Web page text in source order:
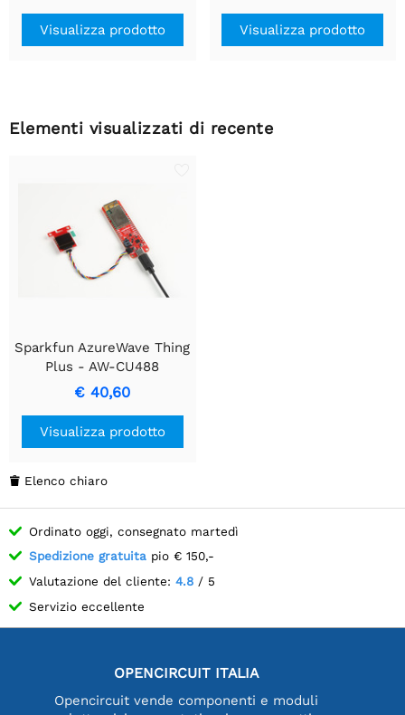
Visualizza prodotto Visualizza prodotto
Elementi visualizzati di recente
Sparkfun AzureWave Thing
Plus - AW-CU488
€ 40,60
Visualizza prodotto
 Elenco chiaro
Ordinato oggi, consegnato martedì
Spedizione gratuita pio € 150,-
Valutazione del cliente: 4.8 / 5
Servizio eccellente
OPENCIRCUIT ITALIA
Opencircuit vende componenti e moduli